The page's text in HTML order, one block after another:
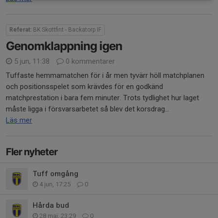
Referat: BK Skottfint - Backatorp IF
Genomklappning igen
5 jun, 11:38
0 kommentarer
Tuffaste hemmamatchen för i år men tyvärr höll matchplanen
och positionsspelet som krävdes för en godkänd
matchprestation i bara fem minuter. Trots tydlighet hur laget
måste ligga i försvarsarbetet så blev det korsdrag...
Läs mer
Fler nyheter
Tuff omgång
4 jun, 17:25 0
Hårda bud
28 maj, 23:29 0